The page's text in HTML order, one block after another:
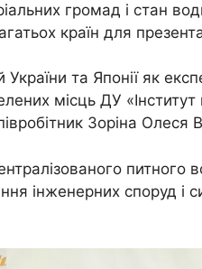
громад і стан
країн для
та Японії як
місць ДУ
Зоріна Олеся
інженерних споруд і